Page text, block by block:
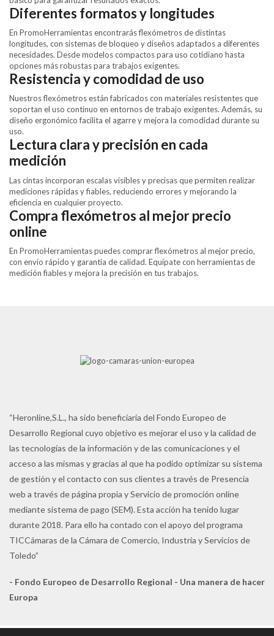
Diferentes formatos y longitudes
En PromoHerramientas encontrarás flexómetros de distintas
longitudes, con sistemas de bloqueo y diseños adaptados a diferentes
necesidades. Desde modelos compactos para uso cotidiano hasta
opciones más robustas para trabajos exigentes.
Resistencia y comodidad de uso
Nuestros flexómetros están fabricados con materiales resistentes que
soportan el uso continuo en entornos de trabajo exigentes. Además, su
diseño ergonómico facilita el agarre y mejora la comodidad durante su
uso.
Lectura clara y precisión en cada
medición
Las cintas incorporan escalas visibles y precisas que permiten realizar
mediciones rápidas y fiables, reduciendo errores y mejorando la
eficiencia en cualquier proyecto.
Compra flexómetros al mejor precio
online
En PromoHerramientas puedes comprar flexómetros al mejor precio,
con envío rápido y garantía de calidad. Equípate con herramientas de
medición fiables y mejora la precisión en tus trabajos.
“Heronline,S.L., ha sido beneficiaria del Fondo Europeo de
Desarrollo Regional cuyo objetivo es mejorar el uso y la calidad de
las tecnologías de la información y de las comunicaciones y el
acceso a las mismas y gracias al que ha podido optimizar su sistema
de gestión y el contacto con sus clientes a través de Presencia
web a través de página propia y Servicio de promoción online
mediante sistema de pago (SEM). Esta acción ha tenido lugar
durante 2018. Para ello ha contado con el apoyo del programa
TICCámaras de la Cámara de Comercio, Industria y Servicios de
Toledo”
- Fondo Europeo de Desarrollo Regional - Una manera de hacer
Europa